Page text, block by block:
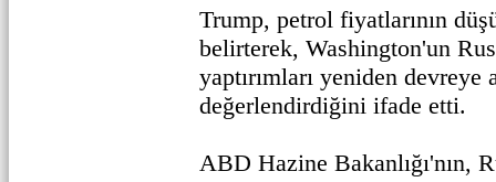
Trump, petrol fiyatlarının
belirterek, Washington'un
yaptırımları yeniden devreye
değerlendirdiğini ifade etti.
ABD Hazine Bakanlığı'nın,